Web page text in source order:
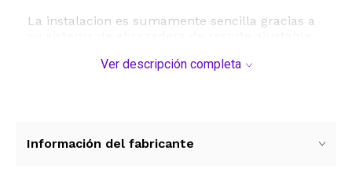
La instalacion es sumamente sencilla gracias a
los 10 milimetros hasta los 40 milimetros sin
puntos de contacto evitando rayones y
Ver descripción completa
Información del fabricante